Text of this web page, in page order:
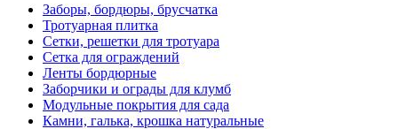
Заборы, бордюры, брусчатка
Тротуарная плитка
Сетки, решетки для тротуара
Сетка для ограждений
Ленты бордюрные
Заборчики и ограды для клумб
Модульные покрытия для сада
Камни, галька, крошка натуральные